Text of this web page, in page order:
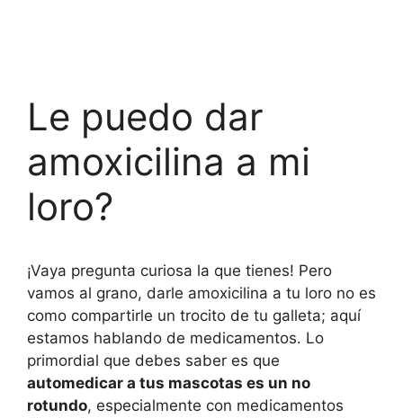
Le puedo dar
amoxicilina a mi
loro?
¡Vaya pregunta curiosa la que tienes! Pero
vamos al grano, darle amoxicilina a tu loro no es
como compartirle un trocito de tu galleta; aquí
estamos hablando de medicamentos. Lo
primordial que debes saber es que
automedicar a tus mascotas es un no
rotundo, especialmente con medicamentos